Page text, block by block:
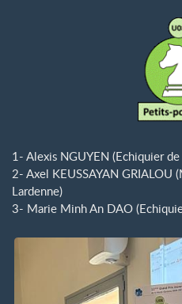
1- Alexis NGUYEN (Echiquier de
2- Axel KEUSSAYAN GRIALOU
Lardenne)
3- Marie Minh An DAO